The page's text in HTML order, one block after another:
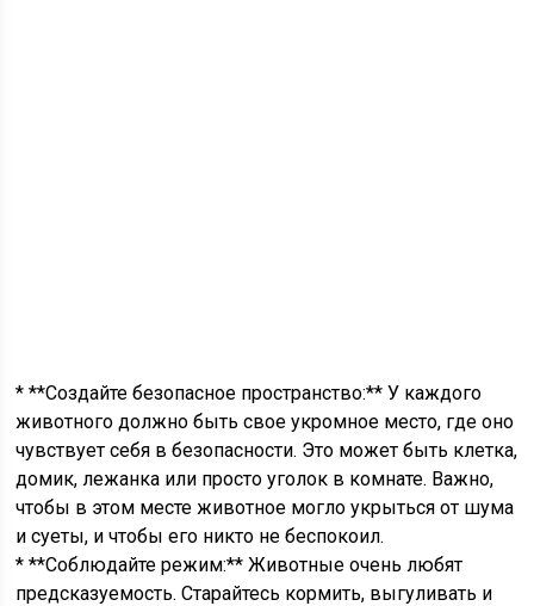
* **Создайте безопасное пространство:** У каждого
животного должно быть свое укромное место, где оно
чувствует себя в безопасности. Это может быть клетка,
домик, лежанка или просто уголок в комнате. Важно,
чтобы в этом месте животное могло укрыться от шума
и суеты, и чтобы его никто не беспокоил.
* **Соблюдайте режим:** Животные очень любят
предсказуемость. Старайтесь кормить, выгуливать и